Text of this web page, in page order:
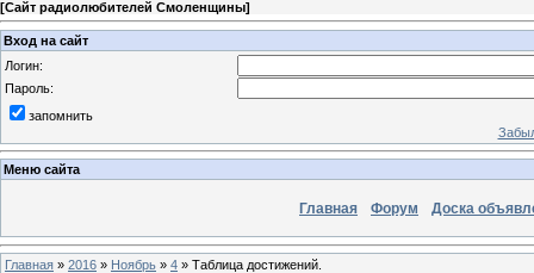
[Сайт радиолюбителей Смоленщины]
Вход на сайт
Логин:
Пароль:
запомнить
Меню сайта
Главная Форум Доска
Главная » 2016 » Ноябрь » 4 » Таблица достижений.